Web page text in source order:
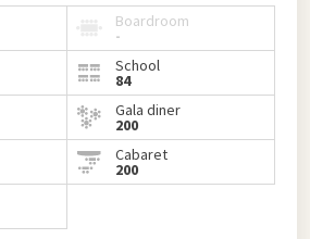
Boardroom
-
School
84
Gala diner
200
Cabaret
200